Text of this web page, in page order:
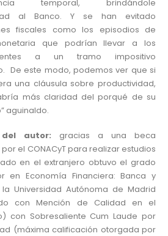
temporal, brindándole
al Banco. Y se han evitado
fiscales como los episodios de
que podrían llevar a los
a un tramo impositivo
De este modo, podemos ver que si
una cláusula sobre productividad,
más claridad del porqué de su
aguinaldo.
del autor: gracias a una beca
el CONACyT para realizar estudios
en el extranjero obtuvo el grado
en Economía Financiera: Banca y
Universidad Autónoma de Madrid
con Mención de Calidad en el
con Sobresaliente Cum Laude por
(máxima calificación otorgada por